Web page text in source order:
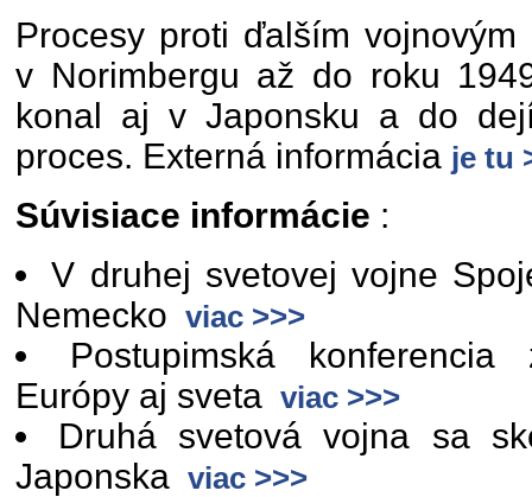
Procesy proti ďalším
v Norimbergu až do roku
konal aj v Japonsku a do
proces. Externá informácia je tu
Súvisiace informácie :
V druhej svetovej vojne
Nemecko viac >>>
Postupimská konferencia
Európy aj sveta viac >>>
Druhá svetová vojna sa
Japonska viac >>>